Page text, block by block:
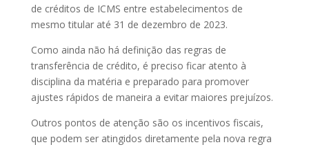
de créditos de ICMS entre estabelecimentos de
mesmo titular até 31 de dezembro de 2023.
Como ainda não há definição das regras de
transferência de crédito, é preciso ficar atento à
disciplina da matéria e preparado para promover
ajustes rápidos de maneira a evitar maiores prejuízos.
Outros pontos de atenção são os incentivos fiscais,
que podem ser atingidos diretamente pela nova regra